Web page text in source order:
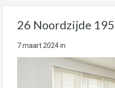
26 Noordzijde
7 maart 2024in